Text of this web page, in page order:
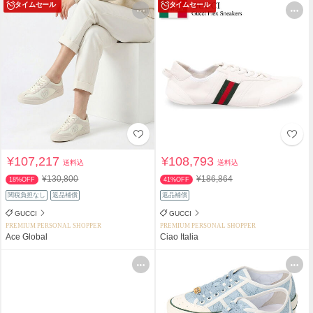
タイムセール
¥107,217送料込
18%OFF ¥130,800
関税負担なし 返品補償
GUCCI
PREMIUM PERSONAL SHOPPER
Ace Global
タイムセール
¥108,793送料込
41%OFF ¥186,864
返品補償
GUCCI
PREMIUM PERSONAL SHOPPER
Ciao Italia